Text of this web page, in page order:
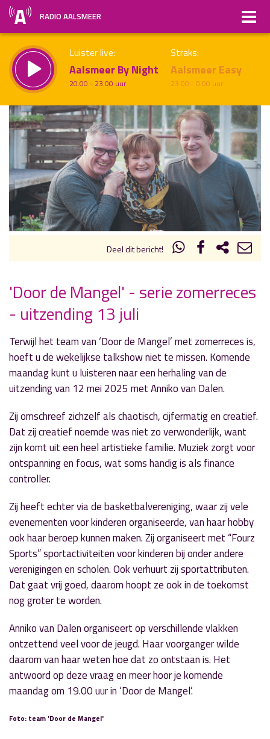
RADIO AALSMEER
Luister live:
Aalsmeer By Night
20.00 - 23.00 uur
Straks:
Aalsmeer Easy
23.00 - 0.00 uur
Vorig uur uur 1 van x Volgend uur
Inklappen
Deel dit bericht!
« Vorig nieuwsbericht
Gratis balansmetingen voor ouderen in
Aalsmeer
6 juli 2026
» Volgend nieuwsbericht
Lokale rocker staat centraal bij 'Muzikale
Moppies'
12 juli 2026
'Door de Mangel' - serie zomerreces
- uitzending 13 juli
Terwijl het team van ‘Door de Mangel’ met zomerreces is,
hoeft u de wekelijkse talkshow niet te missen. Komende
maandag kunt u luisteren naar een herhaling van de
uitzending van 12 mei 2025 met Anniko van Dalen.
Zij omschreef zichzelf als chaotisch, cijfermatig en creatief.
Dat zij creatief noemde was niet zo verwonderlijk, want
zijn komt uit een heel artistieke familie. Muziek zorgt voor
ontspanning en focus, wat soms handig is als finance
controller.
Zij heeft echter via de basketbalvereniging, waar zij vele
evenementen voor kinderen organiseerde, van haar hobby
ook haar beroep kunnen maken. Zij organiseert met “Fourz
Sports” sportactiviteiten voor kinderen bij onder andere
verenigingen en scholen. Ook verhuurt zij sportattributen.
Dat gaat vrij goed, daarom hoopt ze ook in de toekomst
nog groter te worden.
Anniko van Dalen organiseert op verschillende vlakken
ontzettend veel voor de jeugd. Haar voorganger wilde
daarom van haar weten hoe dat zo ontstaan is. Het
antwoord op deze vraag en meer hoor je komende
maandag om 19.00 uur in ‘Door de Mangel’.
Foto: team 'Door de Mangel'